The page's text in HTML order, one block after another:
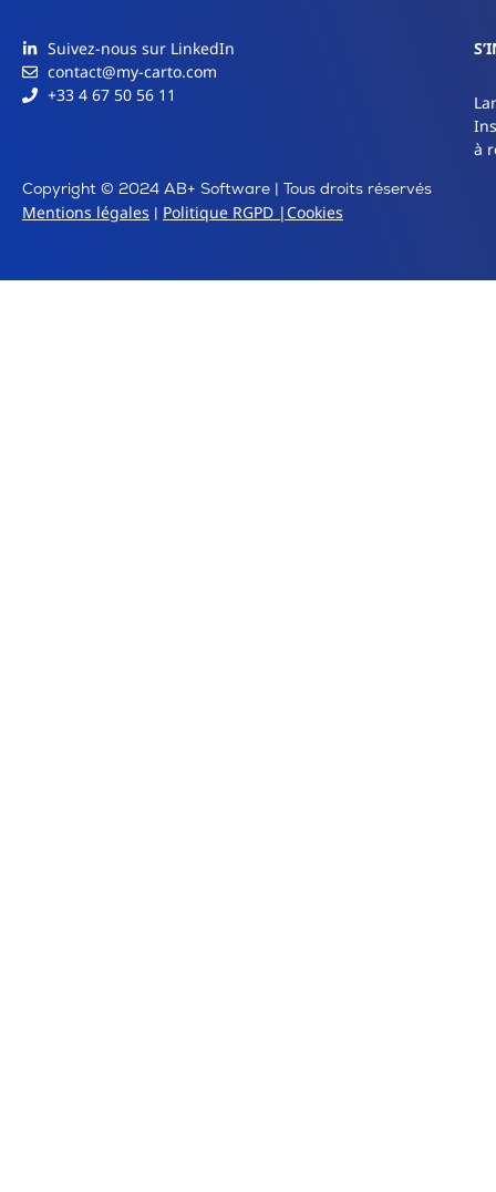
Suivez-nous sur LinkedIn
contact@my-carto.com
+33 4 67 50 56 11
Copyright © 2024 AB+ Software | Tous droits réservés
Mentions légales | Politique RGPD |Cookies
à